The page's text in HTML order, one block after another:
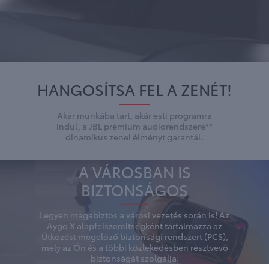
HANGOSÍTSA FEL A ZENÉT!
Akár munkába tart, akár esti programra
indul, a JBL prémium audiorendszere**
dinamikus zenei élményt garantál.
A VÁROSBAN IS
BIZTONSÁGOS
Legyen magabiztos a városi vezetés során is! Az
Aygo X alapfelszereltségként tartalmazza az
Ütközést megelőző biztonsági rendszert (PCS),
mely az Ön és a többi közlekedésben résztvevő
biztonságát szolgálja.